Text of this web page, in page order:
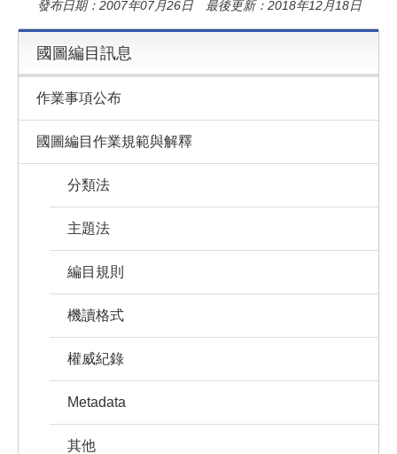
發布日期：2007年07月26日 最後更新：2018年12月18日
國圖編目訊息
作業事項公布
國圖編目作業規範與解釋
分類法
主題法
編目規則
機讀格式
權威紀錄
Metadata
其他